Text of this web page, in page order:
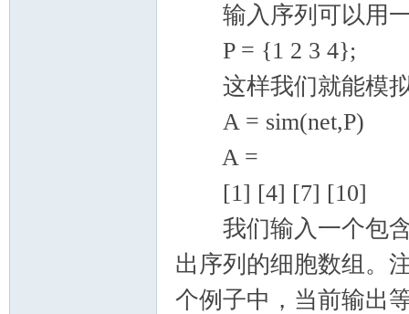
输入序列可以用一
P = {1 2 3 4};
这样我们就能模拟
A = sim(net,P)
A =
[1] [4] [7] [10]
我们输入一个包含
出序列的细胞数组。
个例子中，当前输出